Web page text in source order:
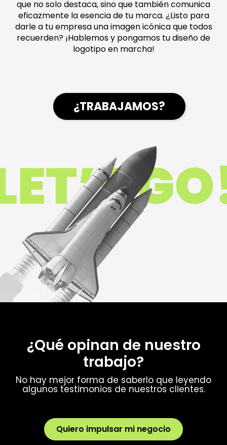
que no solo destaca, sino que también comunica
eficazmente la esencia de tu marca. ¿Listo para
darle a tu empresa una imagen icónica que todos
recuerden? ¡Hablemos y pongamos tu diseño de
logotipo en marcha!
¿TRABAJAMOS?
¿Qué opinan de nuestro
trabajo?
No hay mejor forma de saberlo que leyendo
algunos testimonios de nuestros clientes.
Quiero impulsar mi negocio